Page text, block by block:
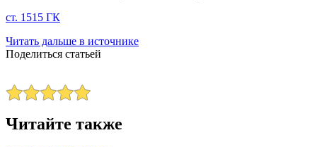
ст. 1515 ГК
Читать дальше в источнике
Поделиться статьей
Читайте также